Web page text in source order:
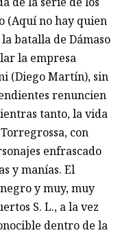
(Aquí no hay quien
batalla de Dámaso
la empresa
(Diego Martín), sin
renuncien
tanto, la vida
con
enfrascado
y manías. El
y muy, muy
S. L., a la vez
dentro de la